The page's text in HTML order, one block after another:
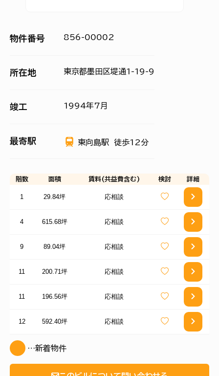
物件番号 856-00002
所在地 東京都墨田区堤通1-19-9
竣工 1994年7月
最寄駅 東向島駅 徒歩12分
階数 面積 賃料(共益費含む) 検討 詳細
1 29.84坪 応相談
4 615.68坪 応相談
9 89.04坪 応相談
11 200.71坪 応相談
11 196.56坪 応相談
12 592.40坪 応相談
…新着物件